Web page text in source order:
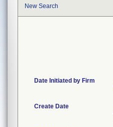
New Search
Date Initiated by Firm
Create Date